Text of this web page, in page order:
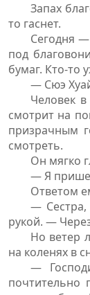
Запах
то гаснет.
Сегодня
под
бумаг. Кто-то
— Сюэ
Человек
смотрит на
призрачным
смотреть.
Он мягко
— Я
Ответом
— Сестра,
рукой. —
Но ветер
на коленях в
—
почтительно